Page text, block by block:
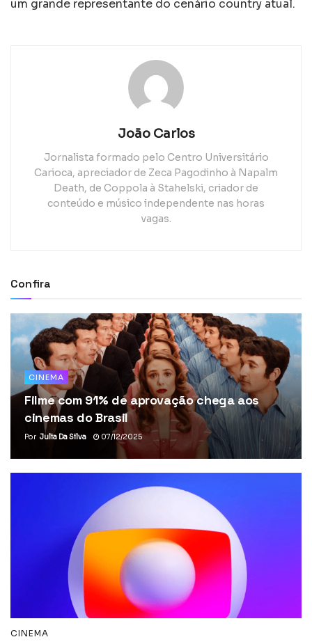
um grande representante do cenário country atual.
João Carlos
Jornalista formado pelo Centro Universitário
Carioca, apreciador de Zeca Pagodinho à Napalm
Death, de Coppola à Stahelski, criador de
conteúdo e músico independente nas horas
vagas.
Confira
CINEMA
Filme com 91% de aprovação chega aos
cinemas do Brasil
Por Julia Da Silva 07/12/2025
CINEMA